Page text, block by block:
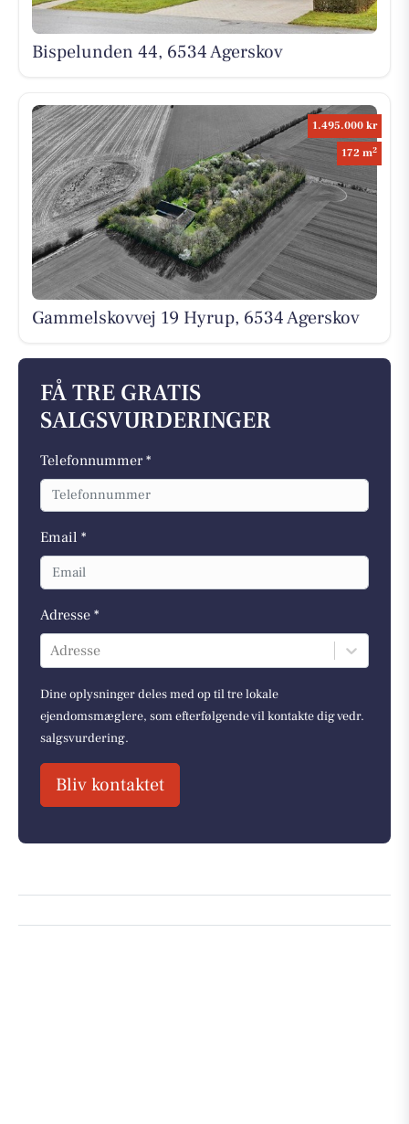
Bispelunden 44, 6534 Agerskov
1.495.000 kr
172 m2
Gammelskovvej 19 Hyrup, 6534 Agerskov
FÅ TRE GRATIS
SALGSVURDERINGER
Telefonnummer *
Email *
Adresse *
Adresse
Dine oplysninger deles med op til tre lokale
ejendomsmæglere, som efterfølgende vil kontakte dig vedr.
salgsvurdering.
Bliv kontaktet